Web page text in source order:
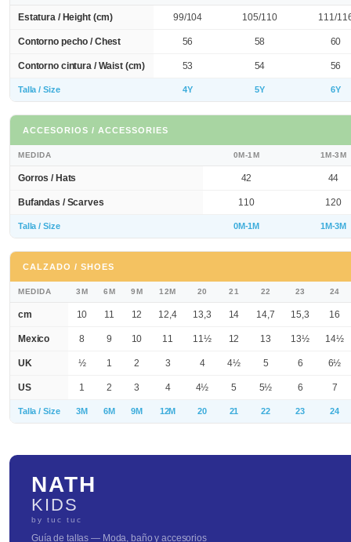
Estatura / Height (cm) 99/104 105/110 111/
Contorno pecho / Chest 56 58 60
Contorno cintura / Waist (cm) 53 54 56
Talla / Size 4Y 5Y 6Y
ACCESORIOS / ACCESSORIES
MEDIDA 0M-1M 1M-3M
Gorros / Hats 42 44
Bufandas / Scarves 110 120
Talla / Size 0M-1M 1M-3M
CALZADO / SHOES
MEDIDA 3M 6M 9M 12M 20 21 22 23 24
cm 10 11 12 12,4 13,3 14 14,7 15,3 16
Mexico 8 9 10 11 11½ 12 13 13½ 14½
UK ½ 1 2 3 4 4½ 5 6 6½
US 1 2 3 4 4½ 5 5½ 6 7
Talla / Size 3M 6M 9M 12M 20 21 22 23 24
NATH
KIDS
by tuc tuc
Guía de tallas — Moda, baño y accesorios